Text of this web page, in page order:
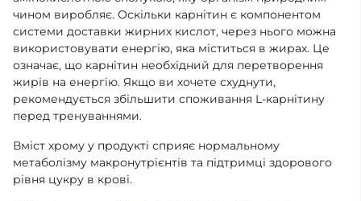
чином виробляє. Оскільки карнітин є компонентом
системи доставки жирних кислот, через нього можна
використовувати енергію, яка міститься в жирах. Це
означає, що карнітин необхідний для перетворення
жирів на енергію. Якщо ви хочете схуднути,
рекомендується збільшити споживання L-карнітину
перед тренуваннями.
Вміст хрому у продукті сприяє нормальному
метаболізму макронутрієнтів та підтримці здорового
рівня цукру в крові.